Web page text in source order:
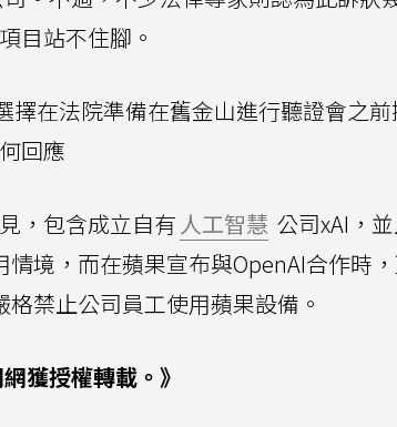
目站不住腳。
擇在法院準備在舊金山進行聽證會之
回應
，包含成立自有 人工智慧 公司xAI，
境，而在蘋果宣布與OpenAI合作時
禁止公司員工使用蘋果設備。
獲授權轉載。》